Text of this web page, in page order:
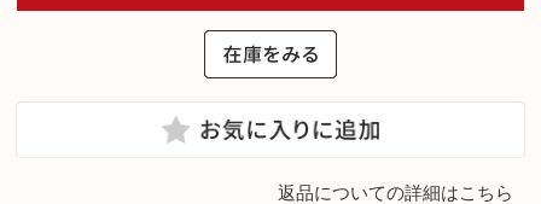
返品についての詳細はこちら